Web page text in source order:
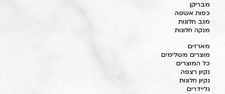
מבריקן
כפות אשפה
מגב חלונות
מנקה חלונות
מארזים
מוצרים משלימים
כל המוצרים
נקיון רצפה
נקיון חלונות
גליידרים